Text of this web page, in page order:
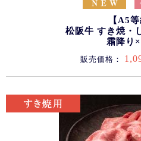
【A5等
松阪牛 すき焼・
霜降り
販売価格：